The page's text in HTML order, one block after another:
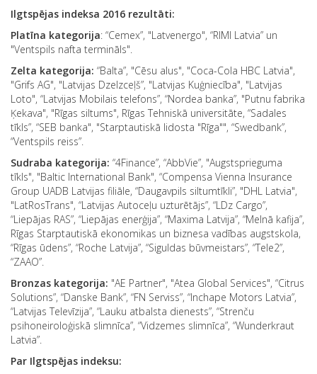
Ilgtspējas indeksa 2016 rezultāti:
Platīna kategorija: “Cemex”, "Latvenergo", “RIMI Latvia” un
"Ventspils nafta termināls".
Zelta kategorija: “Balta”, "Cēsu alus", "Coca-Cola HBC Latvia",
"Grifs AG", "Latvijas Dzelzceļš”, "Latvijas Kuģniecība", "Latvijas
Loto", “Latvijas Mobilais telefons”, “Nordea banka”, "Putnu fabrika
Ķekava", "Rīgas siltums", Rīgas Tehniskā universitāte, “Sadales
tīkls”, “SEB banka", "Starptautiskā lidosta "Rīga"", “Swedbank”,
“Ventspils reiss”.
Sudraba kategorija: “4Finance”, “AbbVie”, "Augstsprieguma
tīkls", "Baltic International Bank", “Compensa Vienna Insurance
Group UADB Latvijas filiāle, “Daugavpils siltumtīkli”, "DHL Latvia",
"LatRosTrans", “Latvijas Autoceļu uzturētājs”, “LDz Cargo”,
“Liepājas RAS”, “Liepājas enerģija”, “Maxima Latvija”, “Melnā kafija”,
Rīgas Starptautiskā ekonomikas un biznesa vadības augstskola,
“Rīgas ūdens”, “Roche Latvija”, “Siguldas būvmeistars”, “Tele2”,
“ZAAO”.
Bronzas kategorija: "AE Partner", "Atea Global Services", “Citrus
Solutions”, “Danske Bank”, “FN Serviss”, “Inchape Motors Latvia”,
“Latvijas Televīzija”, “Lauku atbalsta dienests”, “Strenču
psihoneiroloģiskā slimnīca”, “Vidzemes slimnīca”, “Wunderkraut
Latvia”.
Par Ilgtspējas indeksu: